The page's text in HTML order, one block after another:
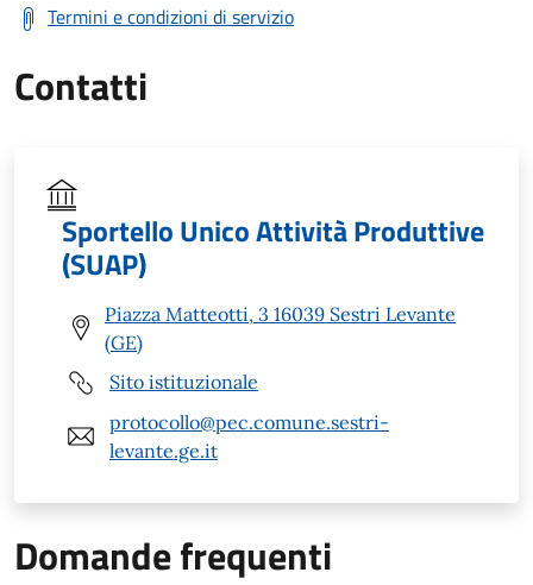
Termini e condizioni di servizio
Contatti
Sportello Unico Attività Produttive
(SUAP)
Piazza Matteotti, 3 16039 Sestri Levante
(GE)
Sito istituzionale
protocollo@pec.comune.sestri-
levante.ge.it
Domande frequenti